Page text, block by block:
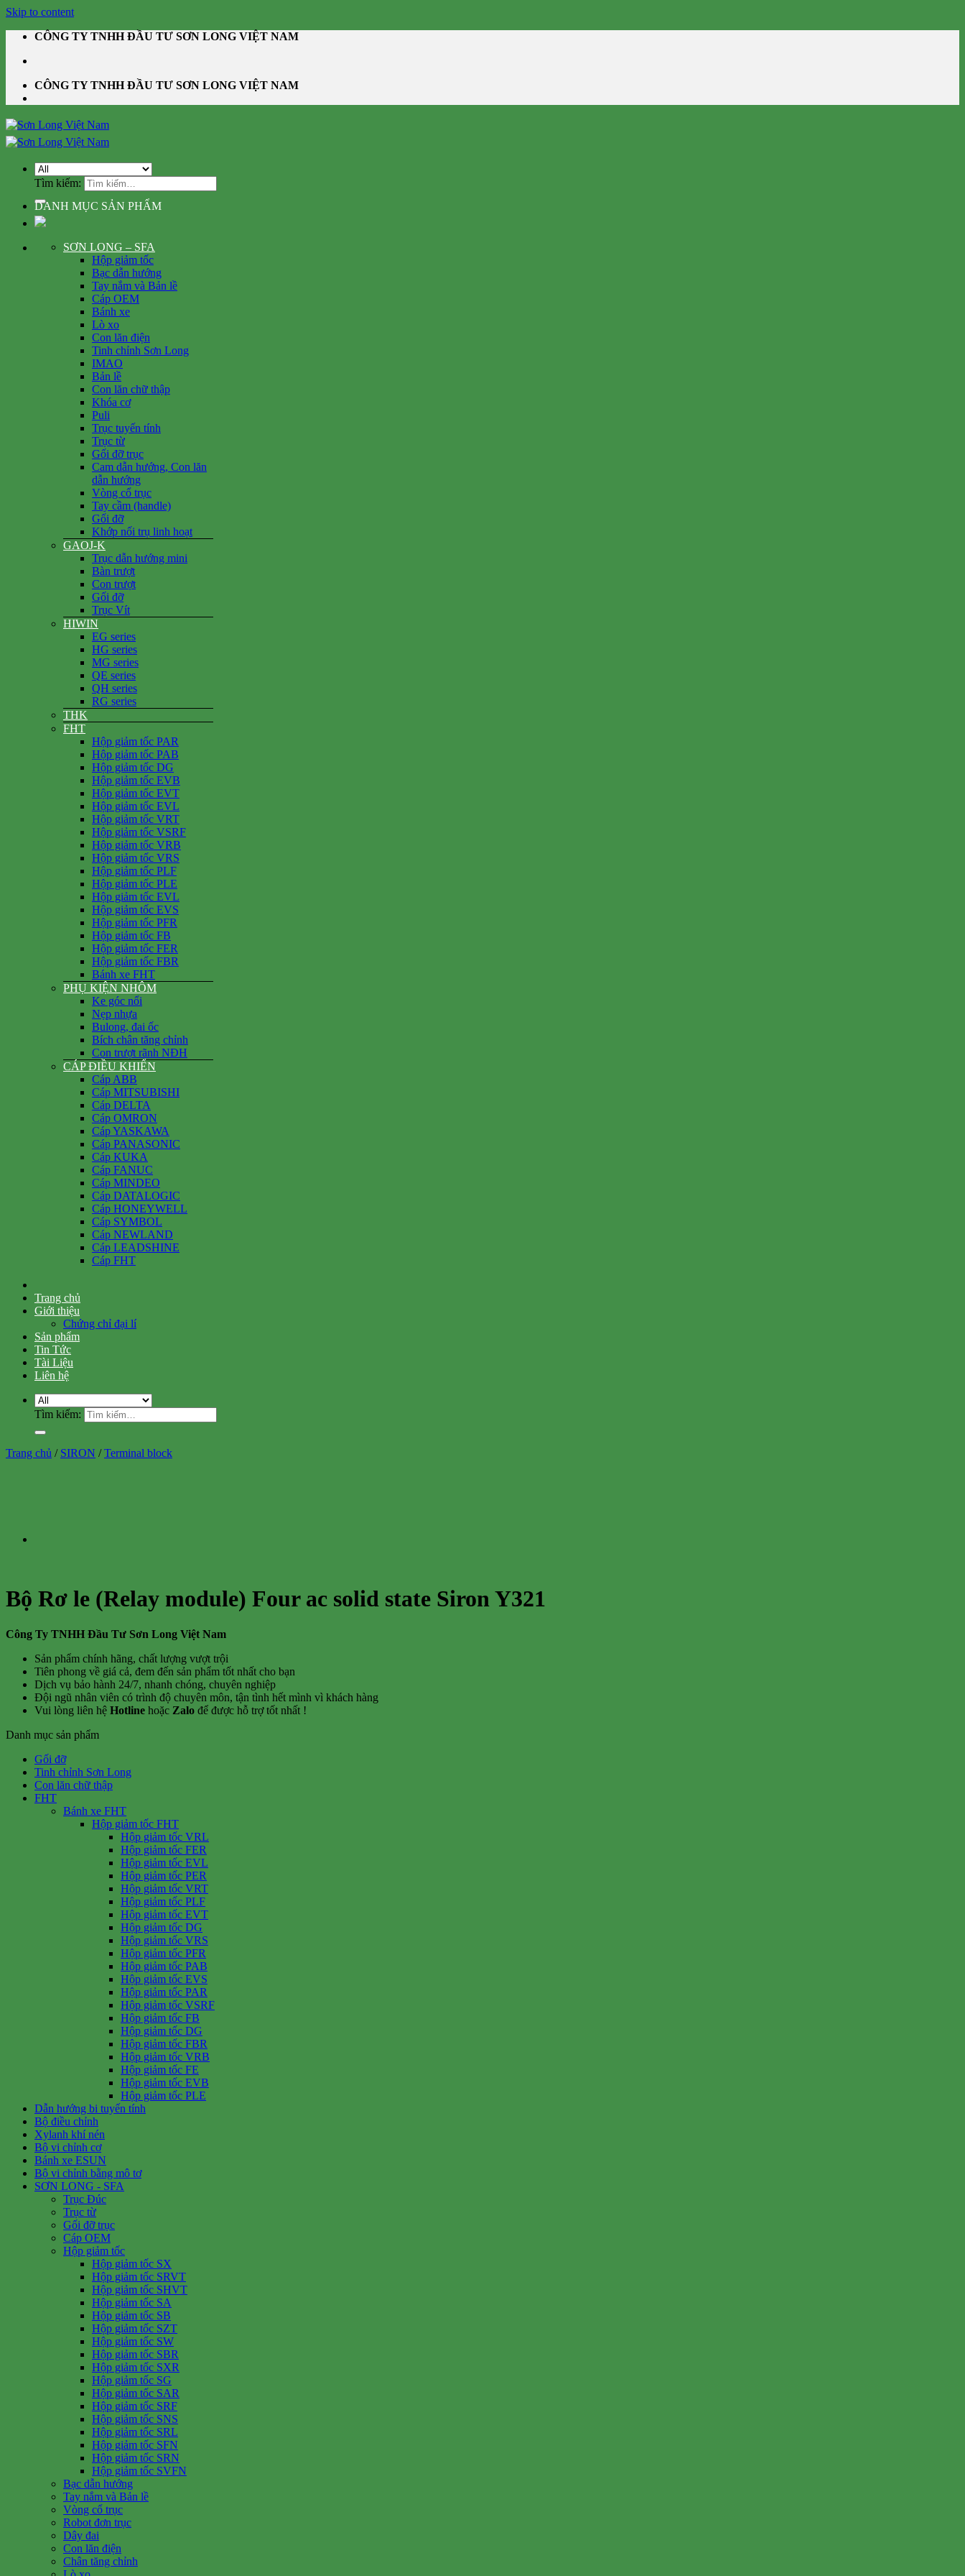
Skip to content
CÔNG TY TNHH ĐẦU TƯ SƠN LONG VIỆT NAM
CÔNG TY TNHH ĐẦU TƯ SƠN LONG VIỆT NAM
Tìm kiếm:
DANH MỤC SẢN PHẨM
SƠN LONG – SFA
Hộp giảm tốc
Bạc dẫn hướng
Tay nắm và Bản lề
Cáp OEM
Bánh xe
Lò xo
Con lăn điện
Tinh chỉnh Sơn Long
IMAO
Bản lề
Con lăn chữ thập
Khóa cơ
Puli
Trục tuyến tính
Trục từ
Gối đỡ trục
Cam dẫn hướng, Con lăn
dẫn hướng
Vòng cổ trục
Tay cầm (handle)
Gối đỡ
Khớp nối trụ linh hoạt
GAOJ-K
Trục dẫn hướng mini
Bàn trượt
Con trượt
Gối đỡ
Trục Vít
HIWIN
EG series
HG series
MG series
QE series
QH series
RG series
THK
FHT
Hộp giảm tốc PAR
Hộp giảm tốc PAB
Hộp giảm tốc DG
Hộp giảm tốc EVB
Hộp giảm tốc EVT
Hộp giảm tốc EVL
Hộp giảm tốc VRT
Hộp giảm tốc VSRF
Hộp giảm tốc VRB
Hộp giảm tốc VRS
Hộp giảm tốc PLF
Hộp giảm tốc PLE
Hộp giảm tốc EVL
Hộp giảm tốc EVS
Hộp giảm tốc PFR
Hộp giảm tốc FB
Hộp giảm tốc FER
Hộp giảm tốc FBR
Bánh xe FHT
PHỤ KIỆN NHÔM
Ke góc nổi
Nẹp nhựa
Bulong, đai ốc
Bích chân tăng chỉnh
Con trượt rãnh NĐH
CÁP ĐIỀU KHIỂN
Cáp ABB
Cáp MITSUBISHI
Cáp DELTA
Cáp OMRON
Cáp YASKAWA
Cáp PANASONIC
Cáp KUKA
Cáp FANUC
Cáp MINDEO
Cáp DATALOGIC
Cáp HONEYWELL
Cáp SYMBOL
Cáp NEWLAND
Cáp LEADSHINE
Cáp FHT
Trang chủ
Giới thiệu
Chứng chỉ đại lí
Sản phẩm
Tin Tức
Tài Liệu
Liên hệ
Tìm kiếm:
Trang chủ / SIRON / Terminal block
Bộ Rơ le (Relay module) Four ac solid state Siron Y321
Công Ty TNHH Đầu Tư Sơn Long Việt Nam
Sản phẩm chính hãng, chất lượng vượt trội
Tiên phong về giá cả, đem đến sản phẩm tốt nhất cho bạn
Dịch vụ bảo hành 24/7, nhanh chóng, chuyên nghiệp
Đội ngũ nhân viên có trình độ chuyên môn, tận tình hết mình vì khách hàng
Vui lòng liên hệ Hotline hoặc Zalo để được hỗ trợ tốt nhất !
Danh mục sản phẩm
Gối đỡ
Tinh chỉnh Sơn Long
Con lăn chữ thập
FHT
Bánh xe FHT
Hộp giảm tốc FHT
Hộp giảm tốc VRL
Hộp giảm tốc FER
Hộp giảm tốc EVL
Hộp giảm tốc PER
Hộp giảm tốc VRT
Hộp giảm tốc PLF
Hộp giảm tốc EVT
Hộp giảm tốc DG
Hộp giảm tốc VRS
Hộp giảm tốc PFR
Hộp giảm tốc PAB
Hộp giảm tốc EVS
Hộp giảm tốc PAR
Hộp giảm tốc VSRF
Hộp giảm tốc FB
Hộp giảm tốc DG
Hộp giảm tốc FBR
Hộp giảm tốc VRB
Hộp giảm tốc FE
Hộp giảm tốc EVB
Hộp giảm tốc PLE
Dẫn hướng bi tuyến tính
Bộ điều chỉnh
Xylanh khí nén
Bộ vi chỉnh cơ
Bánh xe ESUN
Bộ vi chỉnh bằng mô tơ
SƠN LONG - SFA
Trục Đúc
Trục từ
Gối đỡ trục
Cáp OEM
Hộp giảm tốc
Hộp giảm tốc SX
Hộp giảm tốc SRVT
Hộp giảm tốc SHVT
Hộp giảm tốc SA
Hộp giảm tốc SB
Hộp giảm tốc SZT
Hộp giảm tốc SW
Hộp giảm tốc SBR
Hộp giảm tốc SXR
Hộp giảm tốc SG
Hộp giảm tốc SAR
Hộp giảm tốc SRF
Hộp giảm tốc SNS
Hộp giảm tốc SRL
Hộp giảm tốc SFN
Hộp giảm tốc SRN
Hộp giảm tốc SVFN
Bạc dẫn hướng
Tay nắm và Bản lề
Vòng cổ trục
Robot đơn trục
Dây đai
Con lăn điện
Chân tăng chỉnh